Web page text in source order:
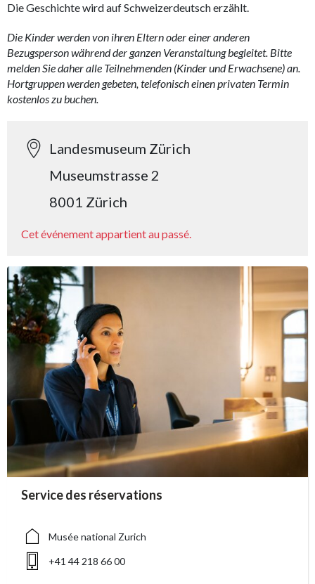
Die Geschichte wird auf Schweizerdeutsch erzählt.
Die Kinder werden von ihren Eltern oder einer anderen
Bezugsperson während der ganzen Veranstaltung begleitet. Bitte
melden Sie daher alle Teilnehmenden (Kinder und Erwachsene) an.
Hortgruppen werden gebeten, telefonisch einen privaten Termin
kostenlos zu buchen.
Landesmuseum Zürich
Museumstrasse 2
8001 Zürich
Cet événement appartient au passé.
accessibility.sr-only.person_card_info
Service des réservations
accessibility.sr-only.museum
Musée national Zurich
accessibility.sr-only.phone
+41 44 218 66 00